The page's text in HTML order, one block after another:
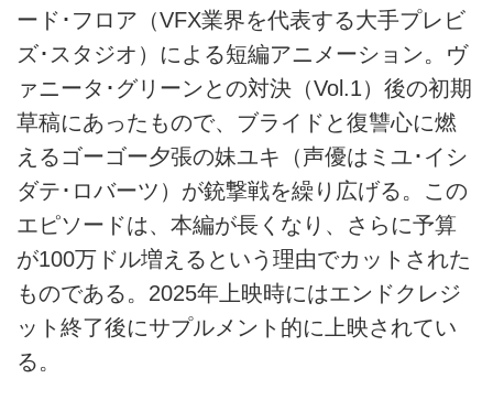
ード･フロア（VFX業界を代表する大手プレビ
ズ･スタジオ）による短編アニメーション。ヴ
ァニータ･グリーンとの対決（Vol.1）後の初期
草稿にあったもので、ブライドと復讐心に燃
えるゴーゴー夕張の妹ユキ（声優はミユ･イシ
ダテ･ロバーツ）が銃撃戦を繰り広げる。この
エピソードは、本編が長くなり、さらに予算
が100万ドル増えるという理由でカットされた
ものである。2025年上映時にはエンドクレジ
ット終了後にサプルメント的に上映されてい
る。